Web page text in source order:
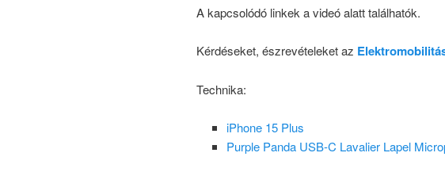
A kapcsolódó linkek a videó alatt találhatók.
Kérdéseket, észrevételeket az
Technika:
iPhone 15 Plus
Purple Panda USB-C Lavalier Lapel